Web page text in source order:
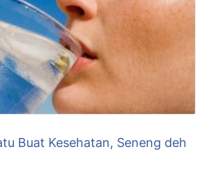
Buat Kesehatan, Seneng deh